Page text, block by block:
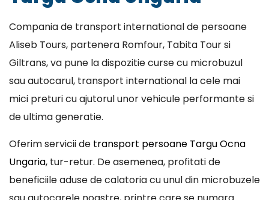
Compania de transport international de persoane
Aliseb Tours, partenera Romfour, Tabita Tour si
Giltrans, va pune la dispozitie curse cu microbuzul
sau autocarul, transport international la cele mai
mici preturi cu ajutorul unor vehicule performante si
de ultima generatie.
Oferim servicii de transport persoane Targu Ocna
Ungaria, tur-retur. De asemenea, profitati de
beneficiile aduse de calatoria cu unul din microbuzele